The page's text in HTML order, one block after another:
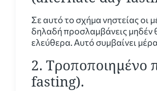
Σε αυτό το σχήμα νηστείας οι
δηλαδή προσλαμβάνεις μηδέν
ελεύθερα. Αυτό συμβαίνει
2. Τροποποιημένο
fasting).